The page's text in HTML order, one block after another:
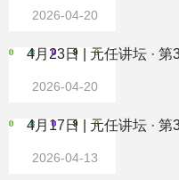
2026-04-20
4月23日 | 元任讲坛 ·
2026-04-20
4月17日 | 元任讲坛 ·
2026-04-13